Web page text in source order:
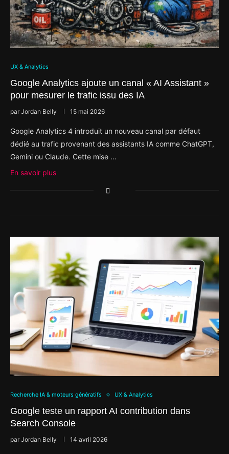
UX & Analytics
Google Analytics ajoute un canal « AI Assistant »
pour mesurer le trafic issu des IA
parJordan Belly 15 mai 2026
Google Analytics 4 introduit un nouveau canal par défaut
dédié au trafic provenant des assistants IA comme ChatGPT,
Gemini ou Claude. Cette mise …
En savoir plus
Recherche IA & moteurs génératifs UX & Analytics
Google teste un rapport AI contribution dans
Search Console
parJordan Belly 14 avril 2026